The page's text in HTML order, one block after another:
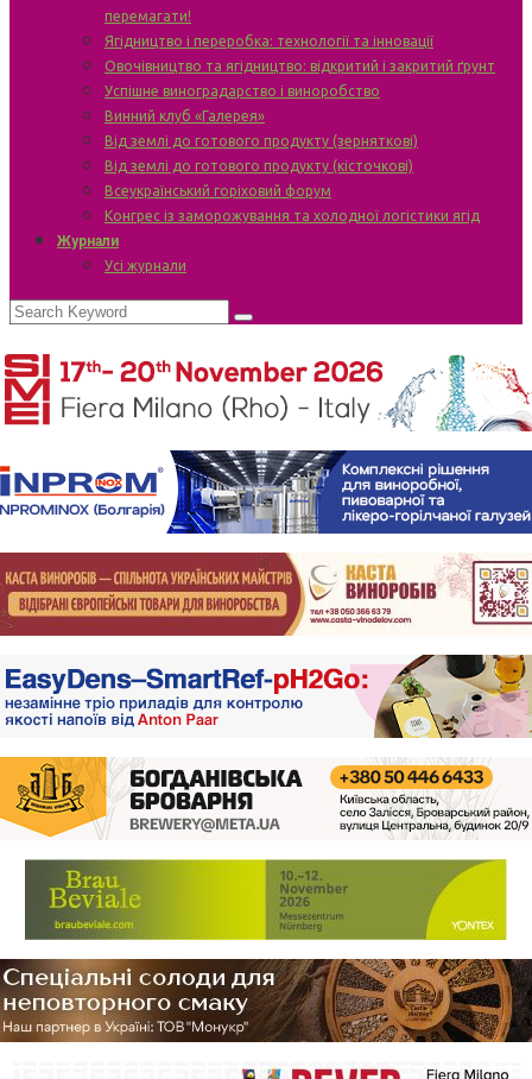
перемагати!
Ягідництво і переробка: технології та інновації
Овочівництво та ягідництво: відкритий і закритий ґрунт
Успішне виноградарство і виноробство
Винний клуб «Галерея»
Від землі до готового продукту (зерняткові)
Від землі до готового продукту (кісточкові)
Всеукраїнський горіховий форум
Конгрес із заморожування та холодної логістики ягід
Журнали
Усі журнали